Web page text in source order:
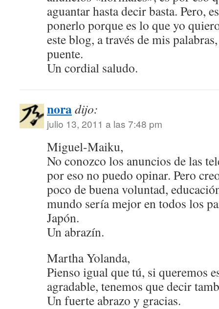
aguantar hasta decir basta. Pero,
ponerlo porque es lo que yo
este blog, a través de mis
puente.
Un cordial saludo.
noradijo:
julio 13, 2011 a las 7:48 pm
Miguel-Maiku,
No conozco los anuncios de las
por eso no puedo opinar. Pero
poco de buena voluntad,
mundo sería mejor en todos los
Japón.
Un abrazín.
Martha Yolanda,
Pienso igual que tú, si queremos
agradable, tenemos que decir
Un fuerte abrazo y gracias.